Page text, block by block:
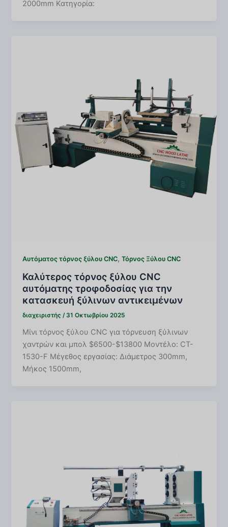
2000mm Κατηγορία:
Αυτόματος τόρνος ξύλου CNC,Τόρνος Ξύλου CNC
Καλύτερος τόρνος ξύλου CNC
αυτόματης τροφοδοσίας για την
κατασκευή ξύλινων αντικειμένων
διαχειριστής/ 31 Οκτωβρίου 2025
Μίνι τόρνος ξύλου CNC για τόρνευση ξύλινων
χαντρών και μπολ $6500-$13800 Μοντέλο: CT-
1530-F Μέγεθος εργασίας: Διάμετρος 300mm,
Μήκος 1500mm,